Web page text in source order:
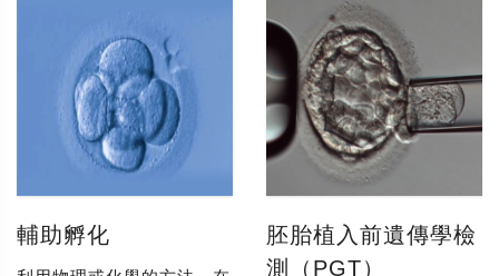
輔助孵化
胚胎植入前遺傳學檢
測（PGT）